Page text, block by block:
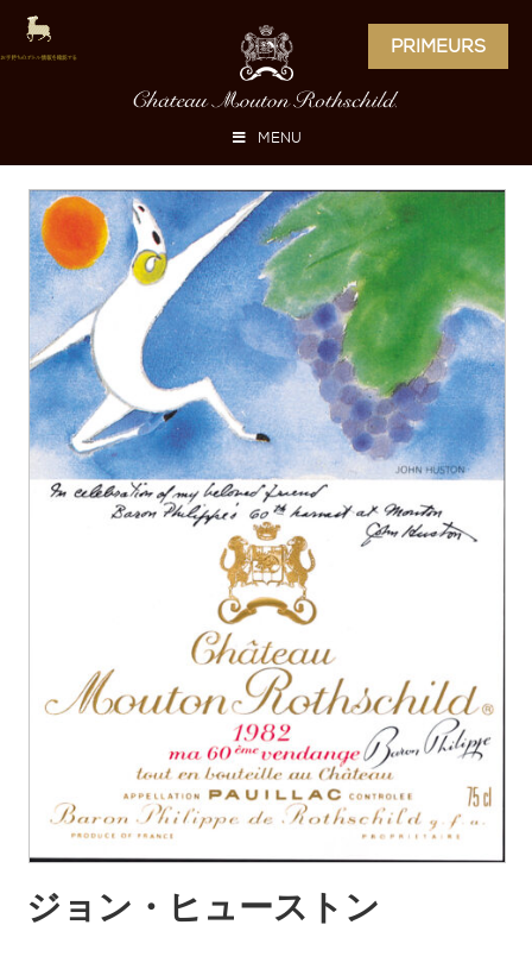
PRIMEURS
MENU
ジョン・ヒューストン